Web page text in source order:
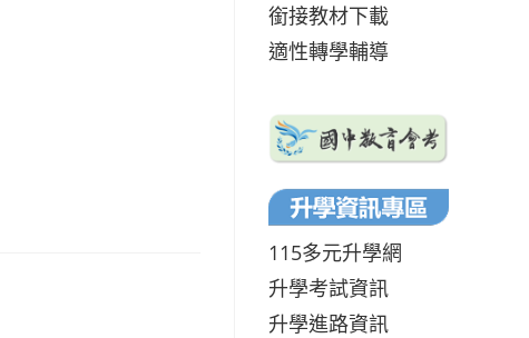
銜接教材下載
適性轉學輔導
115多元升學網
升學考試資訊
升學進路資訊